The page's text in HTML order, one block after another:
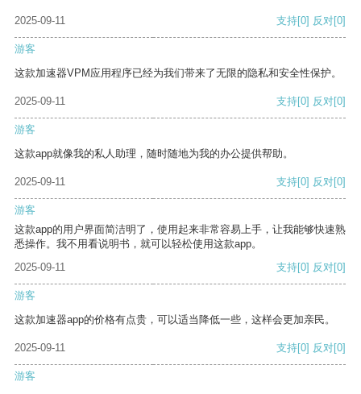
2025-09-11 支持[0] 反对[0]
游客
这款加速器VPM应用程序已经为我们带来了无限的隐私和安全性保护。
2025-09-11 支持[0] 反对[0]
游客
这款app就像我的私人助理，随时随地为我的办公提供帮助。
2025-09-11 支持[0] 反对[0]
游客
这款app的用户界面简洁明了，使用起来非常容易上手，让我能够快速熟
悉操作。我不用看说明书，就可以轻松使用这款app。
2025-09-11
支持[0] 反对[0]
游客
这款加速器app的价格有点贵，可以适当降低一些，这样会更加亲民。
2025-09-11 支持[0] 反对[0]
游客